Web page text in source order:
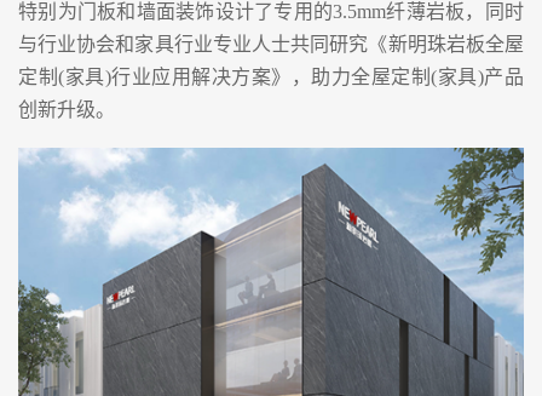
特别为门板和墙面装饰设计了专用的3.5mm纤薄岩板，同时
与行业协会和家具行业专业人士共同研究《新明珠岩板全屋
定制(家具)行业应用解决方案》，助力全屋定制(家具)产品
创新升级。